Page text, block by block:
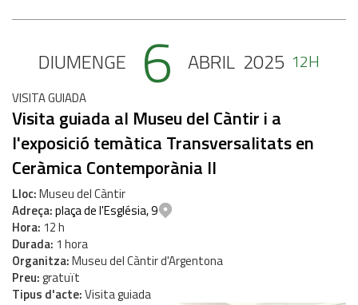
DIUMENGE 6 ABRIL 2025 12H
VISITA GUIADA
Visita guiada al Museu del Càntir i a
l'exposició temàtica Transversalitats en
Ceràmica Contemporània II
Lloc Museu del Càntir
Adreça plaça de l'Església, 9
Hora 12 h
Durada 1 hora
Organitza Museu del Càntir d'Argentona
Preu gratuït
Tipus d'acte Visita guiada